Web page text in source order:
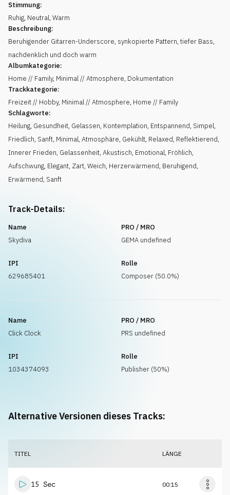
Stimmung:
Ruhig, Neutral, Warm
Beschreibung:
Beruhigender Gitarren-Underscore, synkopierte Pattern, tiefer Bass,
nachdenklich und doch warm
Albumkategorie:
Home // Family, Minimal // Atmosphere, Dokumentation
Trackkategorie:
Freizeit // Hobby, Minimal // Atmosphere, Home // Family
Schlagworte:
Heilung, Gesundheit, Gelassen, Kontemplation, Entspannend, Simpel,
Friedlich, Sanft, Minimal, Atmosphäre, Gekühlt, Relaxed, Reflektierend,
Innerer Frieden, Gelassenheit, Akustisch, Emotional, Fröhlich,
Aufschwung, Elegant, Zart, Weich, Herzerwärmend, Beruhigend,
Erwärmend, Sanft
Track-Details:
Name
Skydiva
PRO / MRO
GEMA undefined
IPI
629685401
Rolle
Composer (50.0%)
Name
Click Clock
PRO / MRO
PRS undefined
IPI
1034374093
Rolle
Publisher (50%)
Alternative Versionen dieses Tracks:
TITEL LÄNGE
15 Sec 00:15